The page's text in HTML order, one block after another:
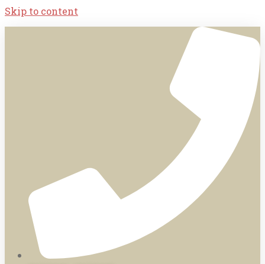
Skip to content